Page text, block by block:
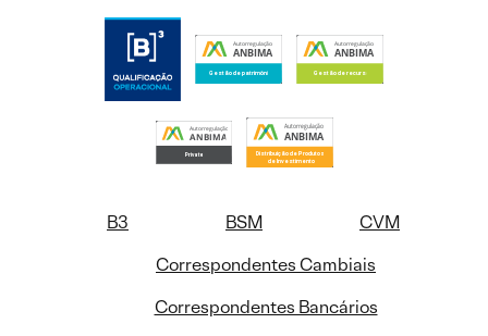
B3 BSM
CVM
Correspondentes Cambiais
Correspondentes Bancários